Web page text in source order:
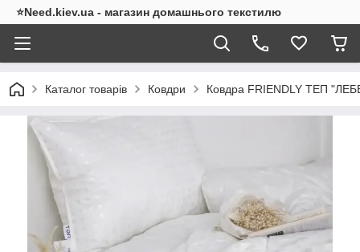
⭐Need.kiev.ua - магазин домашнього текстилю
Каталог товарів Ковдри Ковдра FRIENDLY ТЕП